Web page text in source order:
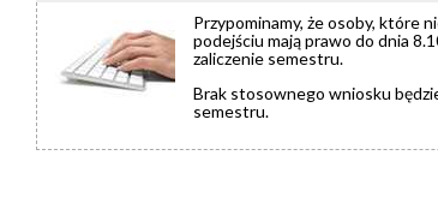
Przypominamy, że osoby, które
podejściu mają prawo do dnia
zaliczenie semestru.
Brak stosownego wniosku
semestru.